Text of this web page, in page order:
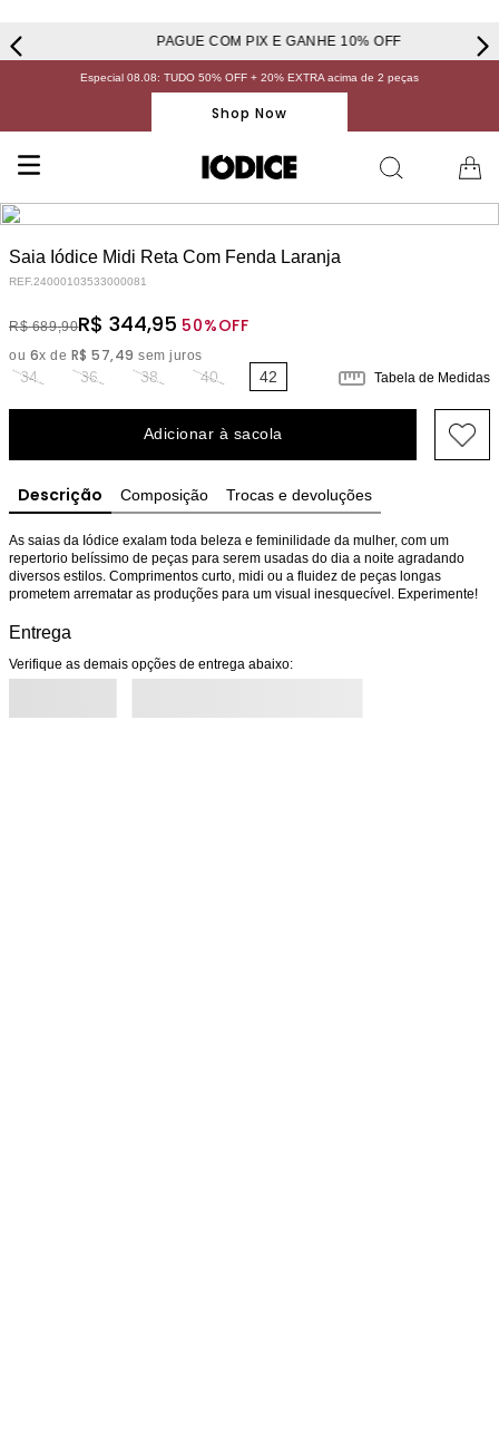
PAGUE COM PIX E GANHE 10% OFF
Especial 08.08: TUDO 50% OFF + 20% EXTRA acima de 2 peças
Shop Now
Saia Iódice Midi Reta Com Fenda Laranja
REF.24000103533000081
R$ 689,90R$ 344,95 50%OFF
ou 6x de R$ 57,49 sem juros
34 36 38 40 42 Tabela de Medidas
Adicionar à sacola
Descrição Composição Trocas e devoluções
As saias da Iódice exalam toda beleza e feminilidade da mulher, com um
repertorio belíssimo de peças para serem usadas do dia a noite agradando
diversos estilos. Comprimentos curto, midi ou a fluidez de peças longas
prometem arrematar as produções para um visual inesquecível. Experimente!
Entrega
Verifique as demais opções de entrega abaixo: